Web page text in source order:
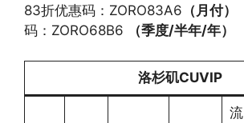
83折优惠码：ZORO83A6 （月付）
码：ZORO68B6
（季度/半年/年）
洛杉矶CUVIP
流